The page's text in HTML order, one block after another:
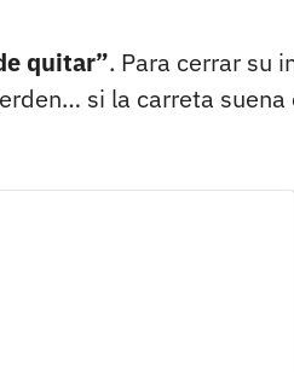
quitar”. Para cerrar su
si la carreta suena